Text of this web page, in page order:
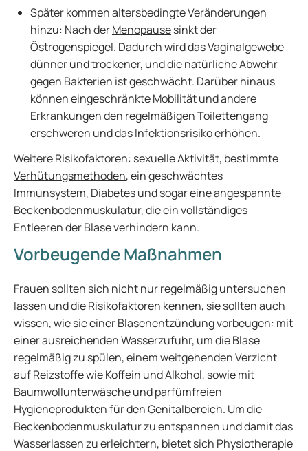
Später kommen altersbedingte Veränderungen
hinzu: Nach derMenopausesinkt der
Östrogenspiegel. Dadurch wird das Vaginalgewebe
dünner und trockener, und die natürliche Abwehr
gegen Bakterien ist geschwächt. Darüber hinaus
können eingeschränkte Mobilität und andere
Erkrankungen den regelmäßigen Toilettengang
erschweren und das Infektionsrisiko erhöhen.
Weitere Risikofaktoren: sexuelle Aktivität, bestimmte
Verhütungsmethoden, ein geschwächtes
Immunsystem, Diabetesund sogar eine angespannte
Beckenbodenmuskulatur, die ein vollständiges
Entleeren der Blase verhindern kann.
Vorbeugende Maßnahmen
Frauen sollten sich nicht nur regelmäßig untersuchen
lassen und die Risikofaktoren kennen, sie sollten auch
wissen, wie sie einer Blasenentzündung vorbeugen: mit
einer ausreichenden Wasserzufuhr, um die Blase
regelmäßig zu spülen, einem weitgehenden Verzicht
auf Reizstoffe wie Koffein und Alkohol, sowie mit
Baumwollunterwäsche und parfümfreien
Hygieneprodukten für den Genitalbereich. Um die
Beckenbodenmuskulatur zu entspannen und damit das
Wasserlassen zu erleichtern, bietet sich Physiotherapie